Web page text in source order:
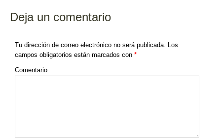
o
k
Deja un comentario
Tu dirección de correo electrónico no será publicada. Los
campos obligatorios están marcados con *
Comentario